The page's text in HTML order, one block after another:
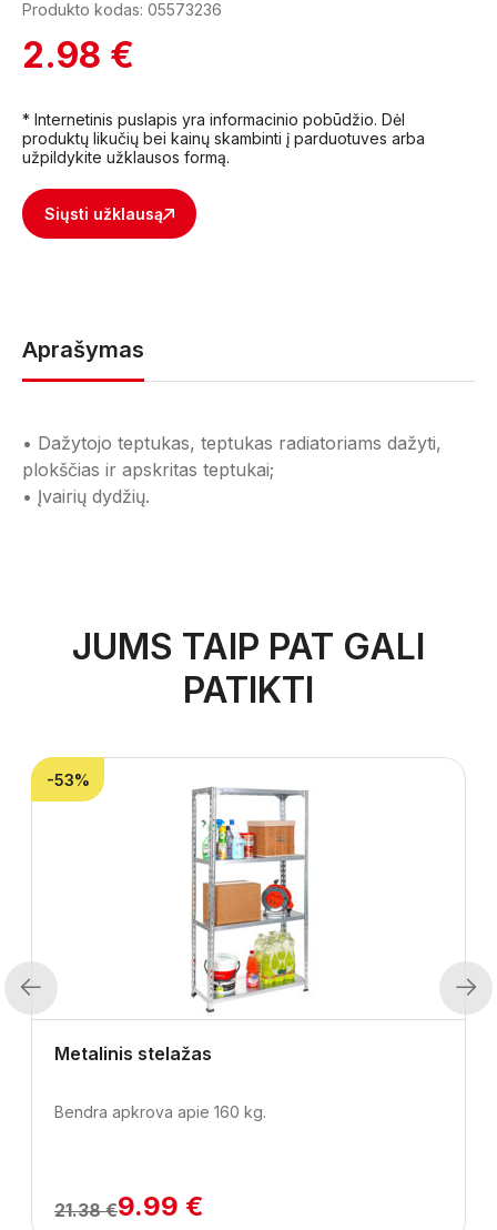
Produkto kodas: 05573236
2.98 €
* Internetinis puslapis yra informacinio pobūdžio. Dėl
produktų likučių bei kainų skambinti į parduotuves arba
užpildykite užklausos formą.
Siųsti užklausą
Aprašymas
• Dažytojo teptukas, teptukas radiatoriams dažyti,
plokščias ir apskritas teptukai;
• Įvairių dydžių.
JUMS TAIP PAT GALI
PATIKTI
Previous
-53%
Metalinis stelažas
Bendra apkrova apie 160 kg.
21.38 €9.99 €
Next